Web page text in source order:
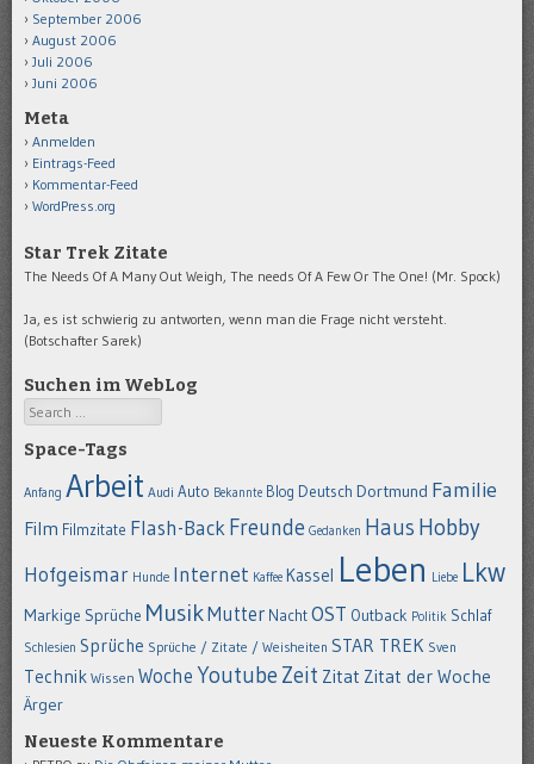
September 2006
August 2006
Juli 2006
Juni 2006
Meta
Anmelden
Eintrags-Feed
Kommentar-Feed
WordPress.org
Star Trek Zitate
The Needs Of A Many Out Weigh, The needs Of A Few Or The One! (Mr. Spock)
Ja, es ist schwierig zu antworten, wenn man die Frage nicht versteht.
(Botschafter Sarek)
Suchen im WebLog
Search
Space-Tags
Anfang Arbeit Audi Auto Bekannte Blog Deutsch Dortmund Familie
Film Filmzitate Flash-BackFreunde Gedanken Haus Hobby
Hofgeismar Hunde Internet Kaffee Kassel Leben Liebe Lkw
Markige Sprüche MusikMutter NachtOST Outback Politik Schlaf
Schlesien Sprüche Sprüche / Zitate / Weisheiten STAR TREK Sven
Technik Wissen Woche Youtube Zeit Zitat Zitat der Woche
Ärger
Neueste Kommentare